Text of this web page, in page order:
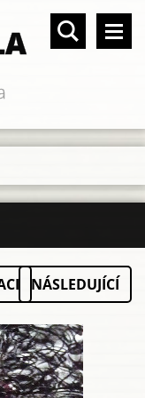
NÁSLEDUJÍCÍ